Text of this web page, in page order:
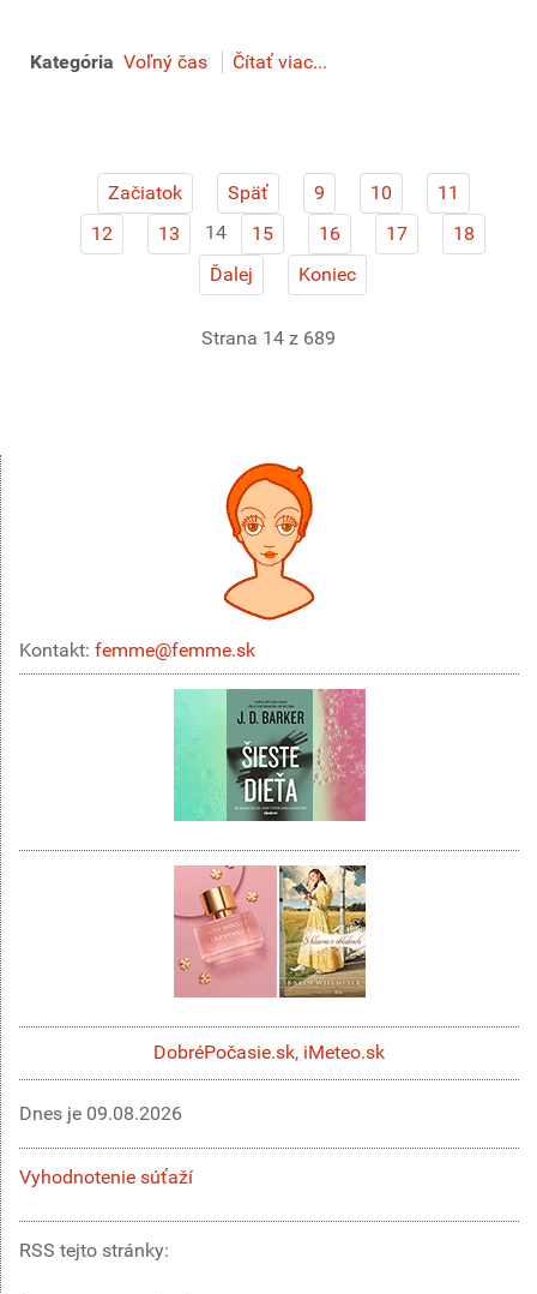
Kategória Voľný čas Čítať viac...
Začiatok Späť 9 10
11
12
13 14 15 16 17
18
Ďalej
Koniec
Strana 14 z 689
Kontakt: femme@femme.sk
DobréPočasie.sk, iMeteo.sk
Dnes je 09.08.2026
Vyhodnotenie súťaží
RSS tejto stránky: